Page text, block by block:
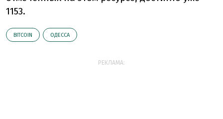
1153.
BITCOIN ОДЕССА
РЕКЛАМА: